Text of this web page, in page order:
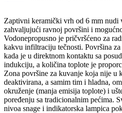
Zaptivni keramički vrh od 6 mm nudi
zahvaljujući ravnoj površini i
Vodonepropusno je pričvršćeno za
kakvu infiltraciju tečnosti. Površina za
kada je u direktnom kontaktu sa
indukciju, a količina toplote je
Zona površine za kuvanje koja nije u
deaktivirana, a samim tim i hladna,
okruženje (manja emisija toplote) i
poređenju sa tradicionalnim pećima.
nivoa snage i indikatorska lampica